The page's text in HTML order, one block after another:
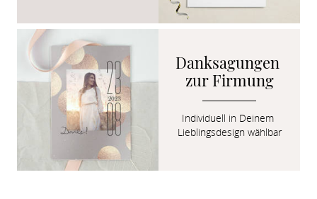
Danksagungen
zur Firmung
Individuell in Deinem
Lieblingsdesign wählbar